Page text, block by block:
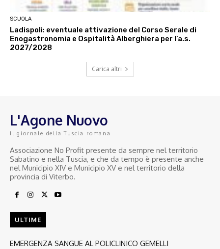
SCUOLA
Ladispoli: eventuale attivazione del Corso Serale di
Enogastronomia e Ospitalità Alberghiera per l’a.s.
2027/2028
Carica altri
L'Agone Nuovo
Il giornale della Tuscia romana
Associazione No Profit presente da sempre nel territorio
Sabatino e nella Tuscia, e che da tempo è presente anche
nel Municipio XIV e Municipio XV e nel territorio della
provincia di Viterbo.
ULTIME
EMERGENZA SANGUE AL POLICLINICO GEMELLI